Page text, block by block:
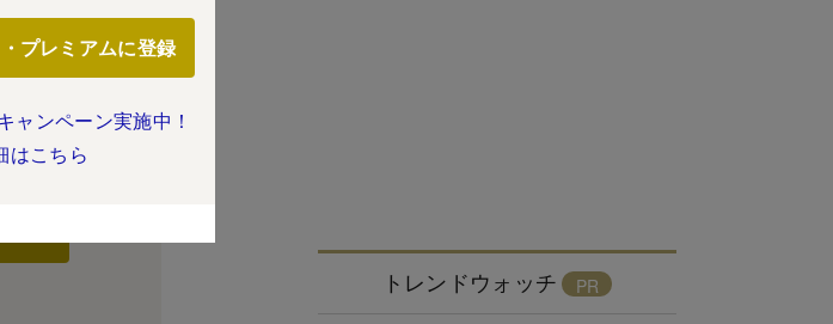
プレミアムに登録
ャンペーン実施中！
はこちら
トレンドウォッチ